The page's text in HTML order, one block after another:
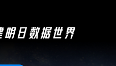
日数据世界